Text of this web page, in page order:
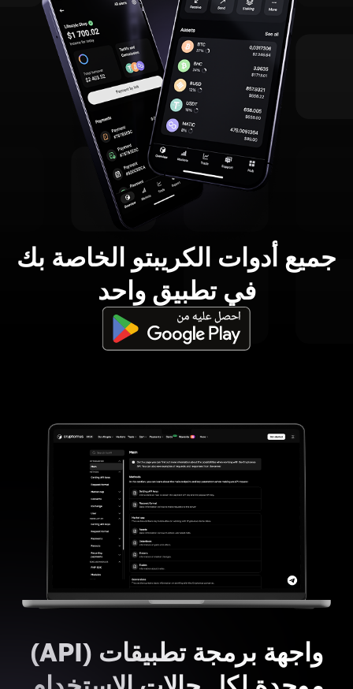
جميع أدوات الكريبتو الخاصة بك
في تطبيق واحد
واجهة برمجة تطبيقات (API)